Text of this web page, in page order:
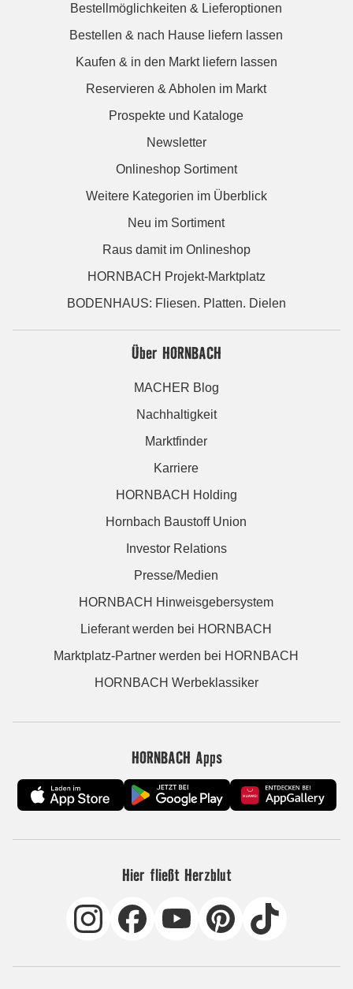
Bestellmöglichkeiten & Lieferoptionen
Bestellen & nach Hause liefern lassen
Kaufen & in den Markt liefern lassen
Reservieren & Abholen im Markt
Prospekte und Kataloge
Newsletter
Onlineshop Sortiment
Weitere Kategorien im Überblick
Neu im Sortiment
Raus damit im Onlineshop
HORNBACH Projekt-Marktplatz
BODENHAUS: Fliesen. Platten. Dielen
Über HORNBACH
MACHER Blog
Nachhaltigkeit
Marktfinder
Karriere
HORNBACH Holding
Hornbach Baustoff Union
Investor Relations
Presse/Medien
HORNBACH Hinweisgebersystem
Lieferant werden bei HORNBACH
Marktplatz-Partner werden bei HORNBACH
HORNBACH Werbeklassiker
HORNBACH Apps
Hier fließt Herzblut